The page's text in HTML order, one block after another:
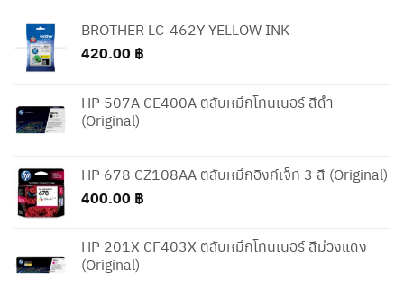
BROTHER LC-462Y YELLOW INK
420.00 ฿
HP 507A CE400A ตลับหมึกโทนเนอร์ สีดำ
(Original)
HP 678 CZ108AA ตลับหมึกอิงค์เจ็ท 3 สี (Original)
400.00 ฿
HP 201X CF403X ตลับหมึกโทนเนอร์ สีม่วงแดง
(Original)